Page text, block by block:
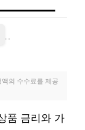
의 수수료를 제공
품 금리와 가